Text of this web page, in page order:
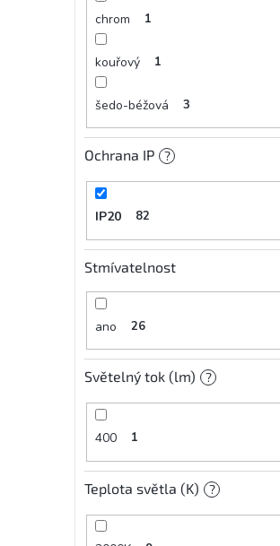
chrom 1
kouřový 1
šedo-béžová 3
Ochrana IP ?
IP20 82
Stmívatelnost
ano 26
Světelný tok (lm) ?
400 1
Teplota světla (K) ?